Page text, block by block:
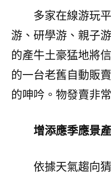
多家在線游玩
游、研學游、親子
的產牛土豪猛地將
的一台老舊自動販
的呻吟。物發賣非
增添應季應景
依據天氣趨向